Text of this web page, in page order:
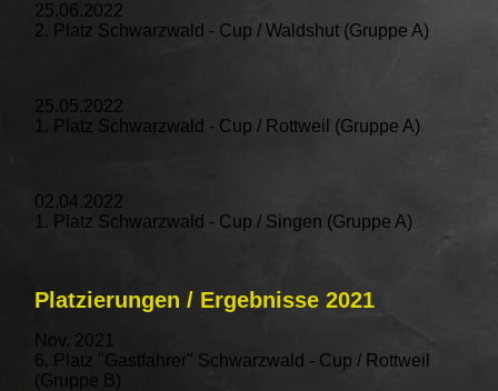
25.06.2022
2. Platz Schwarzwald - Cup / Waldshut (Gruppe A)
25.05.2022
1. Platz Schwarzwald - Cup / Rottweil (Gruppe A)
02.04.2022
1. Platz Schwarzwald - Cup / Singen (Gruppe A)
Platzierungen / Ergebnisse 2021
Nov. 2021
6. Platz "Gastfahrer" Schwarzwald - Cup / Rottweil
(Gruppe B)